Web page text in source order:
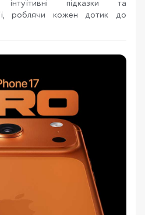
підказки та
роблячи кожен дотик до